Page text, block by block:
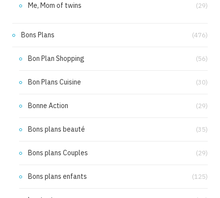
Me, Mom of twins (29)
Bons Plans (476)
Bon Plan Shopping (56)
Bon Plans Cuisine (30)
Bonne Action (29)
Bons plans beauté (35)
Bons plans Couples (29)
Bons plans enfants (125)